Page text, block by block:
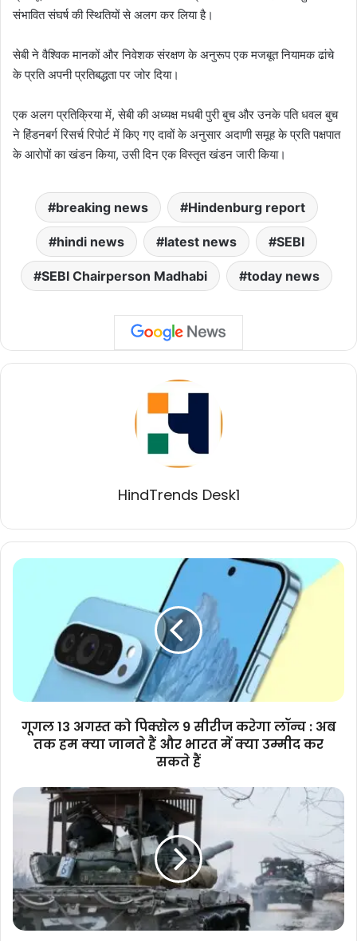
संभावित संघर्ष की स्थितियों से अलग कर लिया है।
सेबी ने वैश्विक मानकों और निवेशक संरक्षण के अनुरूप एक मजबूत नियामक ढांचे
के प्रति अपनी प्रतिबद्धता पर जोर दिया।
एक अलग प्रतिक्रिया में, सेबी की अध्यक्ष मधबी पुरी बुच और उनके पति धवल बुच
ने हिंडनबर्ग रिसर्च रिपोर्ट में किए गए दावों के अनुसार अदाणी समूह के प्रति पक्षपात
के आरोपों का खंडन किया, उसी दिन एक विस्तृत खंडन जारी किया।
breaking news Hindenburg report
hindi news latest news SEBI
SEBI Chairperson Madhabi today news
HindTrends Desk1
गूगल
लॉन्च
अब
जानते
में
उम्मीद
कर
सकते
गूगल 13 अगस्त को पिक्सेल 9 सीरीज करेगा लॉन्च : अब
तक हम क्या जानते हैं और भारत में क्या उम्मीद कर
सकते हैं
ज़ेलेंस्की
यूक्रेनी
सैन्य
अभियान
को
किया